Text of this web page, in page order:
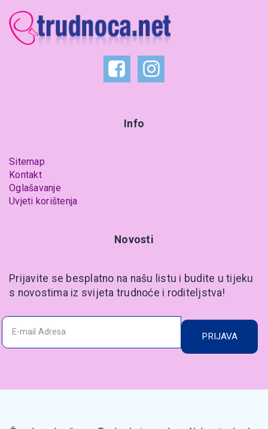
Info
Sitemap
Kontakt
Oglašavanje
Uvjeti korištenja
Novosti
Prijavite se besplatno na našu listu i budite u tijeku
s novostima iz svijeta trudnoće i roditeljstva!
PRIJAVA